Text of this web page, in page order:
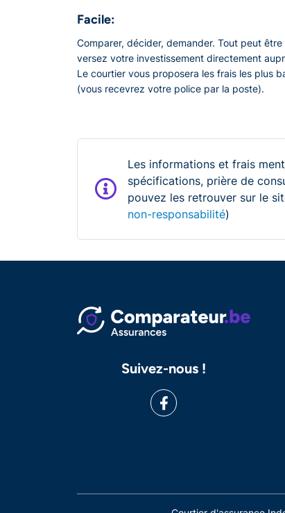
Facile:
Comparer, décider, demander. Tout peut
versez votre investissement directement
Le courtier vous proposera les frais les plus
(vous recevrez votre police par la poste).
Les informations et frais
spécifications, prière de
pouvez les retrouver sur le
non-responsabilité)
Suivez-nous !